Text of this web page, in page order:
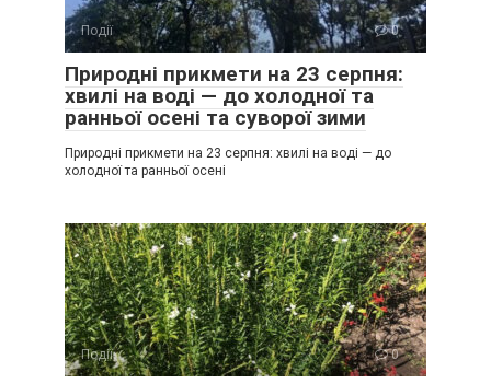
Події 0
Природні прикмети на 23 серпня:
хвилі на воді — до холодної та
ранньої осені та суворої зими
Природні прикмети на 23 серпня: хвилі на воді — до
холодної та ранньої осені
Події 0